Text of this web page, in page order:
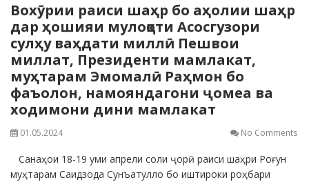
Вохӯрии раиси шаҳр бо аҳолии шаҳр
дар ҳошияи мулоқоти Асосгузори
сулҳу ваҳдати миллӣ Пешвои
миллат, Президенти мамлакат,
муҳтарам Эмомалӣ Раҳмон бо
фаъолон, намояндагони ҷомеа ва
ходимони дини мамлакат
01.05.2024 No Comments
Санаҳои 18-19 уми апрели соли ҷорӣ раиси шаҳри Роғун
муҳтарам Саидзода Сунъатулло бо иштироки роҳбари